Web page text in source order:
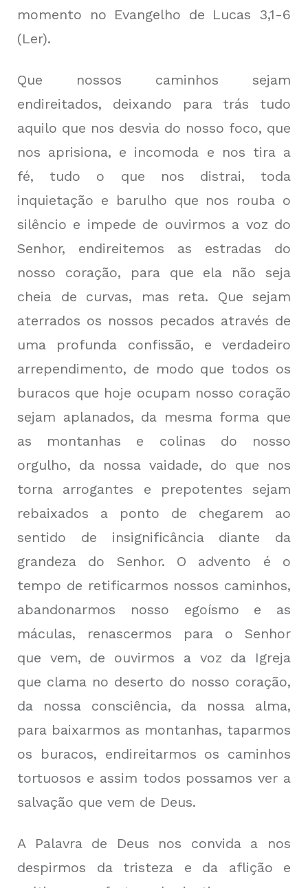
momento no Evangelho de Lucas 3,1-6
(Ler).
Que nossos caminhos sejam
endireitados, deixando para trás tudo
aquilo que nos desvia do nosso foco, que
nos aprisiona, e incomoda e nos tira a
fé, tudo o que nos distrai, toda
inquietação e barulho que nos rouba o
silêncio e impede de ouvirmos a voz do
Senhor, endireitemos as estradas do
nosso coração, para que ela não seja
cheia de curvas, mas reta. Que sejam
aterrados os nossos pecados através de
uma profunda confissão, e verdadeiro
arrependimento, de modo que todos os
buracos que hoje ocupam nosso coração
sejam aplanados, da mesma forma que
as montanhas e colinas do nosso
orgulho, da nossa vaidade, do que nos
torna arrogantes e prepotentes sejam
rebaixados a ponto de chegarem ao
sentido de insignificância diante da
grandeza do Senhor. O advento é o
tempo de retificarmos nossos caminhos,
abandonarmos nosso egoísmo e as
máculas, renascermos para o Senhor
que vem, de ouvirmos a voz da Igreja
que clama no deserto do nosso coração,
da nossa consciência, da nossa alma,
para baixarmos as montanhas, taparmos
os buracos, endireitarmos os caminhos
tortuosos e assim todos possamos ver a
salvação que vem de Deus.
A Palavra de Deus nos convida a nos
despirmos da tristeza e da aflição e